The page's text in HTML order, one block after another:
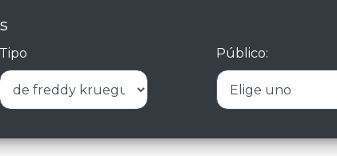
Tipo Público: